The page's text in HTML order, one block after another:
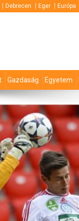
Debrecen Eger Európa
Gazdaság Egyetem